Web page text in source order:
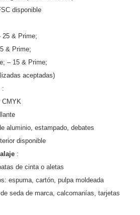
disponible
25 & Prime;
& Prime;
– 15 & Prime;
aceptadas)
:
CMYK
aluminio, estampado, debates
disponible
:
de cinta o aletas
espuma, cartón, pulpa moldeada
seda de marca, calcomanías, tarjetas